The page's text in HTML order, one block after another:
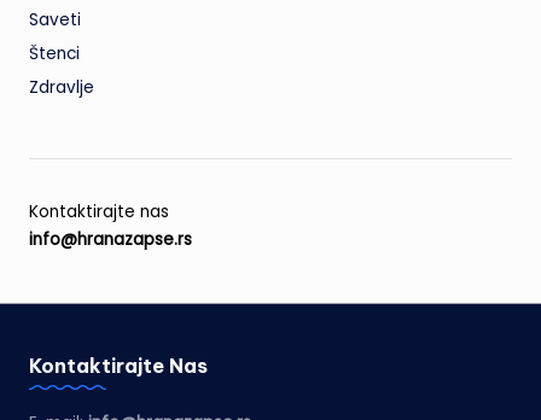
Saveti
Štenci
Zdravlje
Kontaktirajte nas
info@hranazapse.rs
Kontaktirajte Nas